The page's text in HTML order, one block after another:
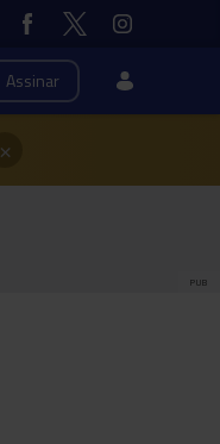
Assinar
×
PUB